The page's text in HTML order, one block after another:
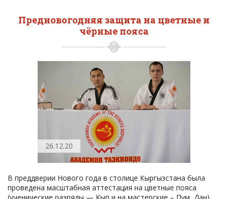
Предновогодняя защита на цветные и
чёрные пояса
26.12.20
В преддверии Нового года в столице Кыргызстана была
проведена масштабная аттестация на цветные пояса